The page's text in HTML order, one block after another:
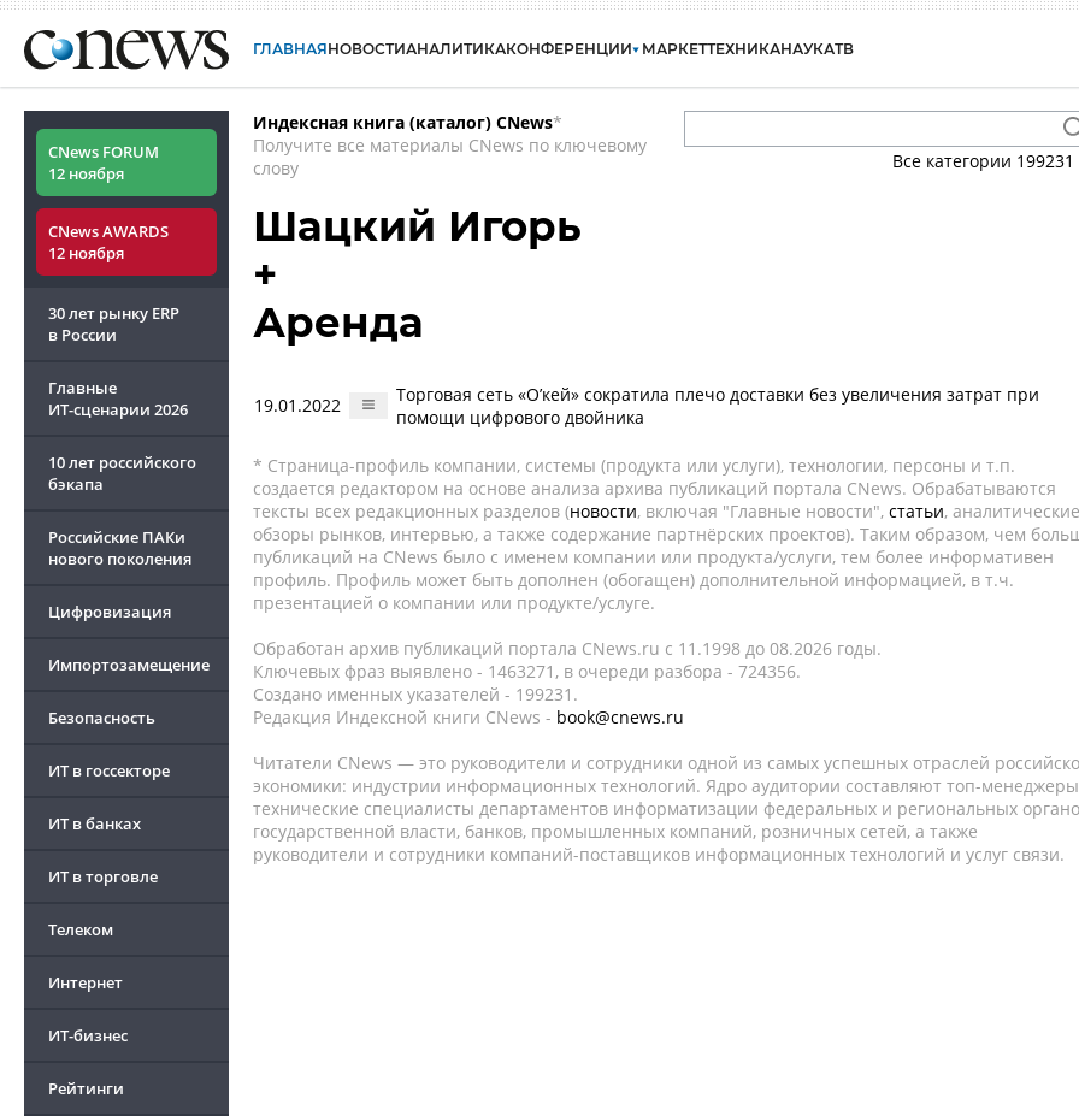
ГЛАВНАЯНОВОСТИАНАЛИТИКАКОНФЕРЕНЦИИ МАРКЕТТЕХНИКАНАУКАТВ
CNews FORUM
12 ноября
CNews AWARDS
12 ноября
30 лет рынку ERP
в России
Главные
ИТ-сценарии 2026
10 лет российского
бэкапа
Российские ПАКи
нового поколения
Цифровизация
Импортозамещение
Безопасность
ИТ в госсекторе
ИТ в банках
ИТ в торговле
Телеком
Интернет
ИТ-бизнес
Рейтинги
Индексная книга (каталог) CNews*
Получите все материалы CNews по ключевому
слову
Все категории 199231
Шацкий Игорь
+
Аренда
19.01.2022
Торговая сеть «О’кей» сократила плечо доставки без увеличения затрат при
помощи цифрового двойника
* Страница-профиль компании, системы (продукта или услуги), технологии, персоны и т.п.
создается редактором на основе анализа архива публикаций портала CNews. Обрабатываются
тексты всех редакционных разделов (новости, включая "Главные новости", статьи, аналитические
обзоры рынков, интервью, а также содержание партнёрских проектов). Таким образом, чем
публикаций на CNews было с именем компании или продукта/услуги, тем более информативен
профиль. Профиль может быть дополнен (обогащен) дополнительной информацией, в т.ч.
презентацией о компании или продукте/услуге.
Обработан архив публикаций портала CNews.ru c 11.1998 до 08.2026 годы.
Ключевых фраз выявлено - 1463271, в очереди разбора - 724356.
Создано именных указателей - 199231.
Редакция Индексной книги CNews - book@cnews.ru
Читатели CNews — это руководители и сотрудники одной из самых успешных отраслей
экономики: индустрии информационных технологий. Ядро аудитории составляют топ-
технические специалисты департаментов информатизации федеральных и региональных
государственной власти, банков, промышленных компаний, розничных сетей, а также
руководители и сотрудники компаний-поставщиков информационных технологий и услуг связи.